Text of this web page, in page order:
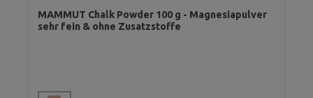
MAMMUT Chalk Powder 100 g - Magnesiapulver
sehr fein & ohne Zusatzstoffe